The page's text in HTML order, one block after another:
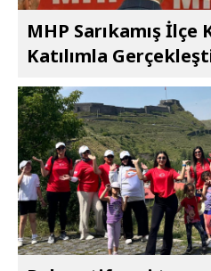
MHP Sarıkamış
Katılımla